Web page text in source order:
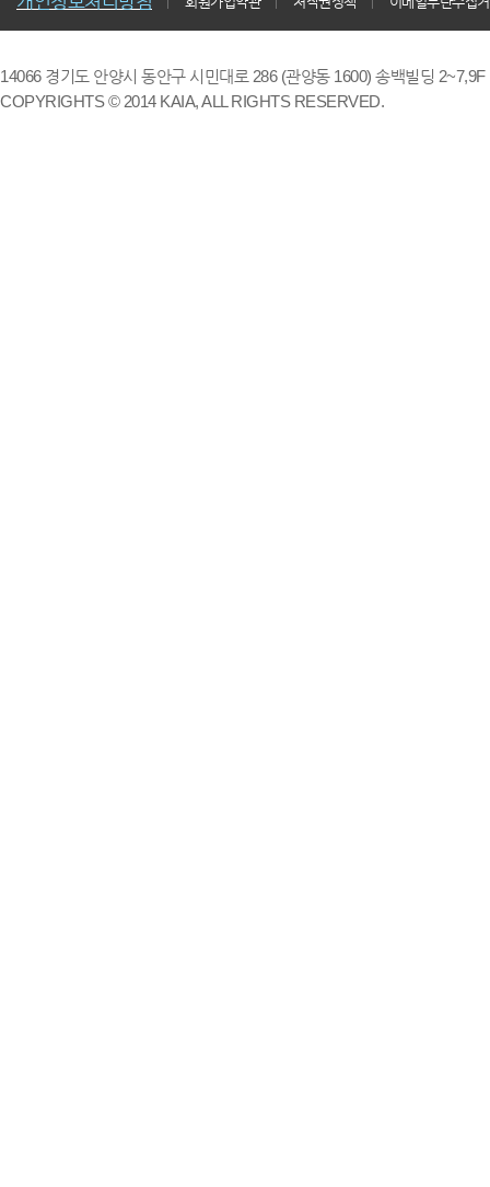
14066 경기도 안양시 동안구 시민대로 286 (관양동 1600) 송백빌딩
COPYRIGHTS © 2014 KAIA, ALL RIGHTS RESERVED.